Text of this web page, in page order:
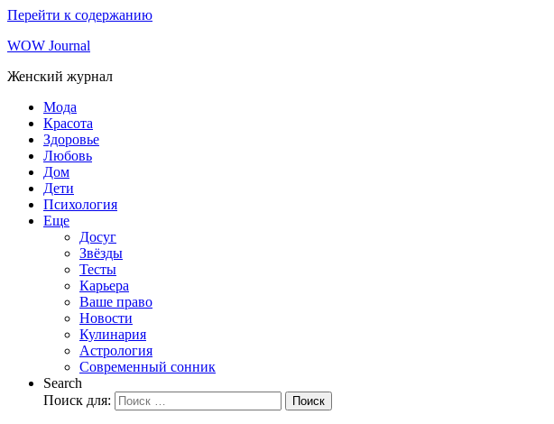
Перейти к содержанию
WOW Journal
Женский журнал
Мода
Красота
Здоровье
Любовь
Дом
Дети
Психология
Еще
Досуг
Звёзды
Тесты
Карьера
Ваше право
Новости
Кулинария
Астрология
Современный сонник
Search
Поиск для:
Поиск